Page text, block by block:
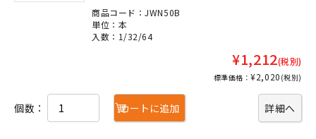
商品コード：JWN50B
単位：本
入数：1/32/64
¥1,212(税別)
標準価格：¥2,020 (税別)
詳細へ
個数： カートに追加